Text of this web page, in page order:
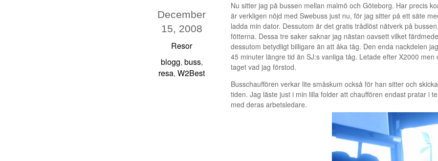
December
15, 2008
Resor
blogg, buss,
resa,W2Best
Nu sitter jag på bussen mellan malmö och Göteborg. Har precis
är verkligen nöjd med Swebuss just nu, för jag sitter på ett säte
ladda min dator. Dessutom är det gratis trådlöst nätverk på
fötterna. Dessa tre saker saknar jag nästan oavsett vilket
dessutom betydligt billigare än att åka tåg. Den enda nackdelen
45 minuter längre tid än SJ:s vanliga tåg. Letade efter X2000
taget vad jag förstod.
Busschauffören verkar lite småskum också för han sitter och
tiden. Jag läste just i min lilla folder att chauffören endast pratar i
med deras arbetsledare.